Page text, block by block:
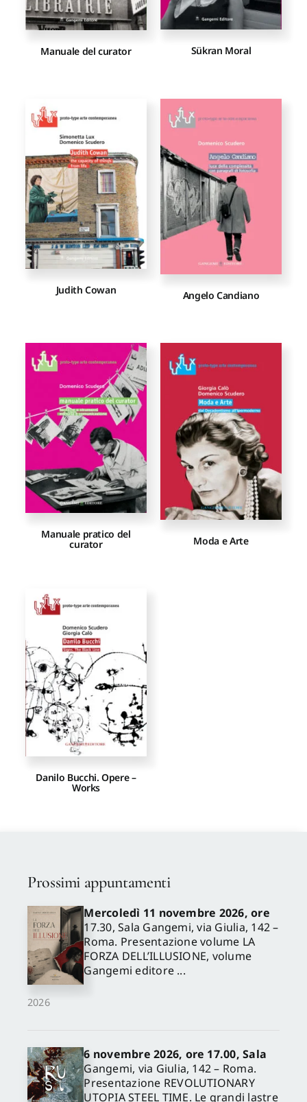
Manuale del curator Sükran Moral
Judith Cowan Angelo Candiano
Manuale pratico del
curator Moda e Arte
Danilo Bucchi. Opere –
Works
Prossimi appuntamenti
2026
Mercoledì 11 novembre 2026, ore
17.30, Sala Gangemi, via Giulia, 142 –
Roma. Presentazione volume LA
FORZA DELL’ILLUSIONE, volume
Gangemi editore ...
6 novembre 2026, ore 17.00, Sala
Gangemi, via Giulia, 142 – Roma.
Presentazione REVOLUTIONARY
UTOPIA STEEL TIME. Le grandi lastre